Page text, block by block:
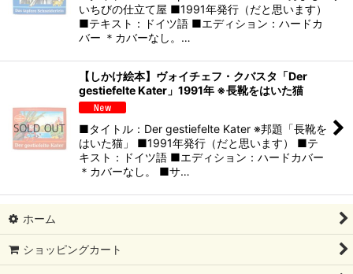
いちびの仕立て屋 ■1991年発行（だと思います）
■テキスト：ドイツ語 ■エディション：ハードカ
バー ＊カバーなし。…
【しかけ絵本】ヴォイチェフ・クバスタ「Der
gestiefelte Kater」1991年 ※長靴をはいた猫
■タイトル：Der gestiefelte Kater ※邦題「長靴を
はいた猫」 ■1991年発行（だと思います） ■テ
キスト：ドイツ語 ■エディション：ハードカバー
＊カバーなし。 ■サ…
ホーム
ショッピングカート